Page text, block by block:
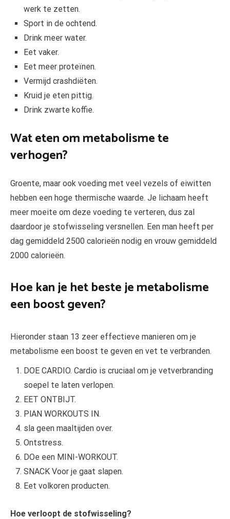
werk te zetten.
Sport in de ochtend.
Drink meer water.
Eet vaker.
Eet meer proteïnen.
Vermijd crashdiëten.
Kruid je eten pittig.
Drink zwarte koffie.
Wat eten om metabolisme te
verhogen?
Groente, maar ook voeding met veel vezels of eiwitten
hebben een hoge thermische waarde. Je lichaam heeft
meer moeite om deze voeding te verteren, dus zal
daardoor je stofwisseling versnellen. Een man heeft per
dag gemiddeld 2500 calorieën nodig en vrouw gemiddeld
2000 calorieën.
Hoe kan je het beste je metabolisme
een boost geven?
Hieronder staan 13 zeer effectieve manieren om je
metabolisme een boost te geven en vet te verbranden.
DOE CARDIO. Cardio is cruciaal om je vetverbranding
soepel te laten verlopen.
EET ONTBIJT.
PlAN WORKOUTS IN.
sla geen maaltijden over.
Ontstress.
DOe een MINI-WORKOUT.
SNACK Voor je gaat slapen.
Eet volkoren producten.
Hoe verloopt de stofwisseling?